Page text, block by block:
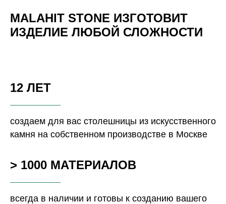
MALAHIT STONE ИЗГОТОВИТ
ИЗДЕЛИЕ ЛЮБОЙ СЛОЖНОСТИ
12 ЛЕТ
создаем для вас столешницы из искусственного
камня на собственном производстве в Москве
> 1000 МАТЕРИАЛОВ
всегда в наличии и готовы к созданию вашего